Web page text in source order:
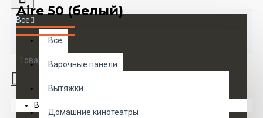
Все
Все
Варочные панели
Вытяжки
Домашние кинотеатры
Товаров 0 (0 руб.)
Ваша корзина пуста!
Aire 50 (белый)